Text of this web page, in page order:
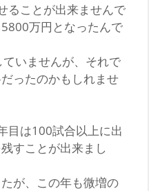
ることが出来ませんで
万円となったんで
いませんが、それで
ったのかもしれませ
目は100試合以上に出
すことが出来まし
が、この年も微増の